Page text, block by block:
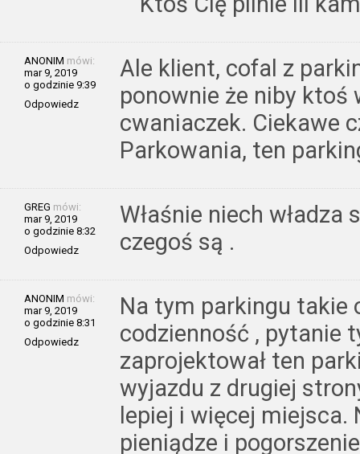
ANONIM mówi:
mar 9, 2019
o godzinie 9:39
Odpowiedz
Ale klient, cofal z
ponownie że niby ktoś
cwaniaczek. Ciekawe
Parkowania, ten
GREG mówi:
mar 9, 2019
o godzinie 8:32
Odpowiedz
Właśnie niech
czegoś są .
ANONIM mówi:
mar 9, 2019
o godzinie 8:31
Odpowiedz
Na tym parkingu takie
codzienność , pytanie
zaprojektował ten
wyjazdu z drugiej
lepiej i więcej
pieniądze i